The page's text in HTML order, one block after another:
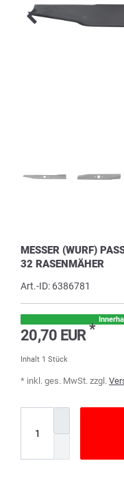
MESSER (WURF)
32 RASENMÄHER
Art.-ID: 6386781
20,70 EUR*
Inhalt 1 Stück
* inkl. ges. MwSt. zzgl.